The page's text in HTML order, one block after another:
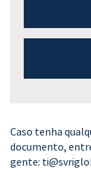
Caso tenha
documento,
gente: